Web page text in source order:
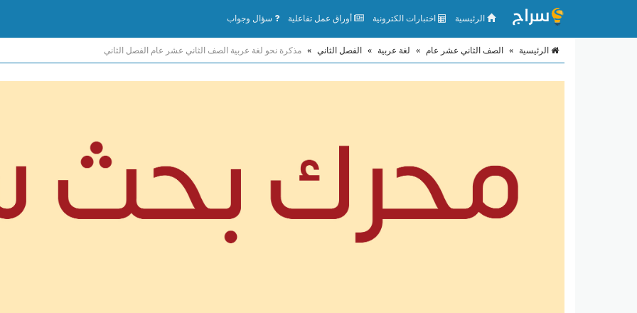
الرئيسية اختبارات الكترونية أوراق عمل تفاعلية سؤال وجواب
الرئيسية » الصف الثاني عشر عام » لغة عربية » الفصل الثاني » مذكرة نحو لغة عربية الصف الثاني عشر عام الفصل الثاني